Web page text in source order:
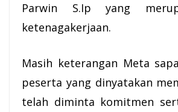
Parwin S.Ip yang
ketenagakerjaan.
Masih keterangan Meta
peserta yang dinyatakan
telah diminta komitmen